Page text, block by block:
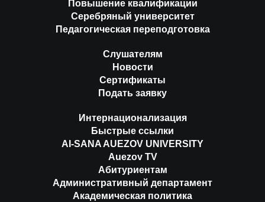
Повышение квалификации
Серебряный университет
Педагогическая переподготовка
Слушателям
Новости
Сертификаты
Подать заявку
Интернационализация
Быстрые ссылки
AI-SANA AUEZOV UNIVERSITY
Auezov TV
Абитуриентам
Административный департамент
Академическая политика